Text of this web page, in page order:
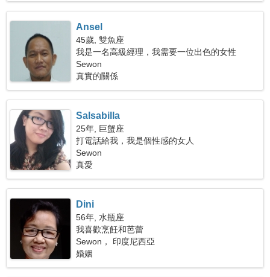
Ansel
45歲, 雙魚座
我是一名高級經理，我需要一位出色的女性
Sewon
真實的關係
Salsabilla
25年, 巨蟹座
打電話給我，我是個性感的女人
Sewon
真愛
Dini
56年, 水瓶座
我喜歡烹飪和芭蕾
Sewon， 印度尼西亞
婚姻